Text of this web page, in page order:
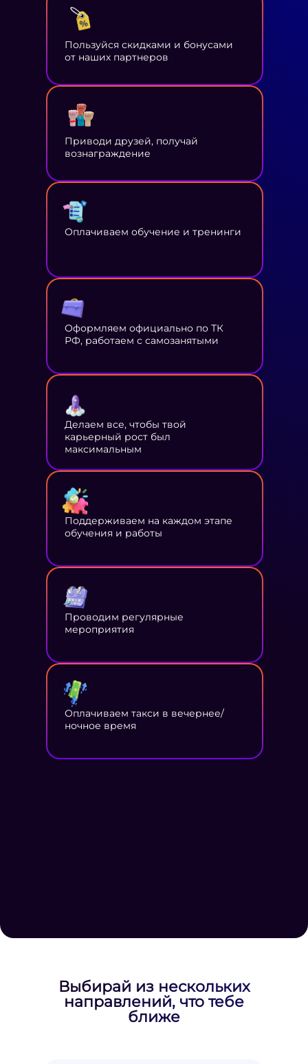
Пользуйся скидками и бонусами
от наших партнеров
Приводи друзей, получай
вознаграждение
Оплачиваем обучение и тренинги
Оформляем официально по ТК
РФ, работаем с самозанятыми
Делаем все, чтобы твой
карьерный рост был
максимальным
Поддерживаем на каждом этапе
обучения и работы
Проводим регулярные
мероприятия
Оплачиваем такси в вечернее/
ночное время
Выбирай из нескольких
направлений, что тебе
ближе